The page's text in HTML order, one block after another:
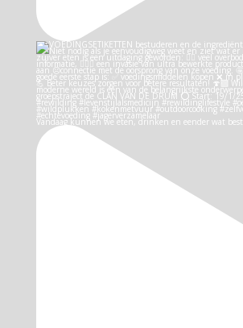
Vandaag kunnen we eten, drinken en eender wat best